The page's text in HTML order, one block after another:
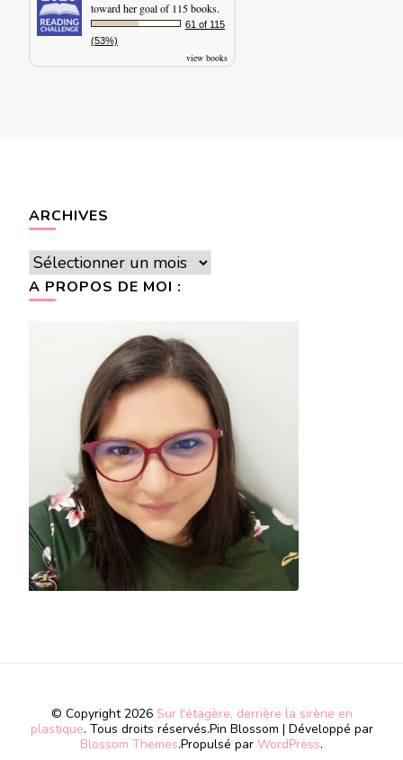
toward her goal of 115 books.
61 of 115
(53%)
view books
ARCHIVES
Archives
A PROPOS DE MOI :
© Copyright 2026 Sur l'étagère, derrière la sirène en
plastique. Tous droits réservés.Pin Blossom | Développé par
Blossom Themes.Propulsé par WordPress.